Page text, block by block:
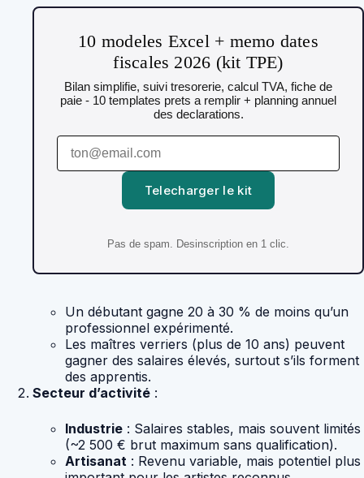
10 modeles Excel + memo dates
fiscales 2026 (kit TPE)
Bilan simplifie, suivi tresorerie, calcul TVA, fiche de
paie - 10 templates prets a remplir + planning annuel
des declarations.
Telecharger le kit
Pas de spam. Desinscription en 1 clic.
Un débutant gagne 20 à 30 % de moins qu’un
professionnel expérimenté.
Les maîtres verriers (plus de 10 ans) peuvent
gagner des salaires élevés, surtout s’ils forment
des apprentis.
Secteur d’activité :
Industrie : Salaires stables, mais souvent limités
(~2 500 € brut maximum sans qualification).
Artisanat : Revenu variable, mais potentiel plus